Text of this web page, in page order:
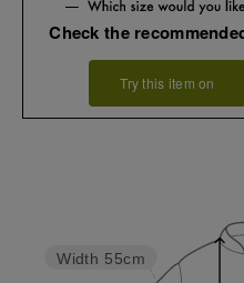
Check the
Try this item on
Width 55cm